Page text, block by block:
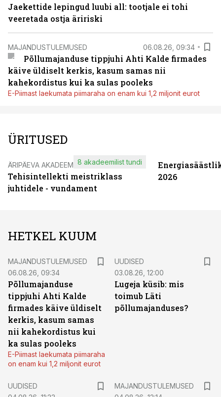
Jaekettide lepingud luubi all: tootjale ei tohi
veeretada ostja äririski
MAJANDUSTULEMUSED 06.08.26, 09:34
Põllumajanduse tippjuhi Ahti Kalde firmades
käive üldiselt kerkis, kasum samas nii
kahekordistus kui ka sulas pooleks
E-Piimast laekumata piimaraha on enam kui 1,2 miljonit eurot
ÜRITUSED
ÄRIPÄEVA AKADEEMIA
Tehisintellekti meistriklass
juhtidele - vundament
8 akadeemilist tundi
2026
HETKEL KUUM
MAJANDUSTULEMUSED
06.08.26, 09:34
Põllumajanduse
tippjuhi Ahti Kalde
firmades käive üldiselt
kerkis, kasum samas
nii kahekordistus kui
ka sulas pooleks
E-Piimast laekumata piimaraha
on enam kui 1,2 miljonit eurot
UUDISED
03.08.26, 12:00
Lugeja küsib: mis
toimub Läti
põllumajanduses?
UUDISED
MAJANDUSTULEMUSED